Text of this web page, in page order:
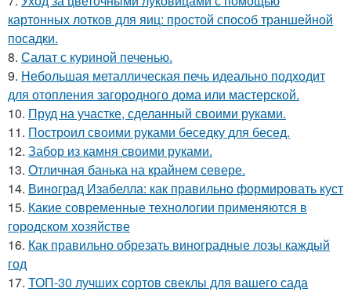
картонных лотков для яиц: простой способ траншейной
посадки.
8. Салат с куриной печенью.
9. Небольшая металлическая печь идеально подходит
для отопления загородного дома или мастерской.
10. Пруд на участке, сделанный своими руками.
11. Построил своими руками беседку для бесед.
12. Забор из камня своими руками.
13. Отличная банька на крайнем севере.
14. Виноград Изабелла: как правильно формировать куст
15. Какие современные технологии применяются в
городском хозяйстве
16. Как правильно обрезать виноградные лозы каждый
год
17. ТОП-30 лучших сортов свеклы для вашего сада